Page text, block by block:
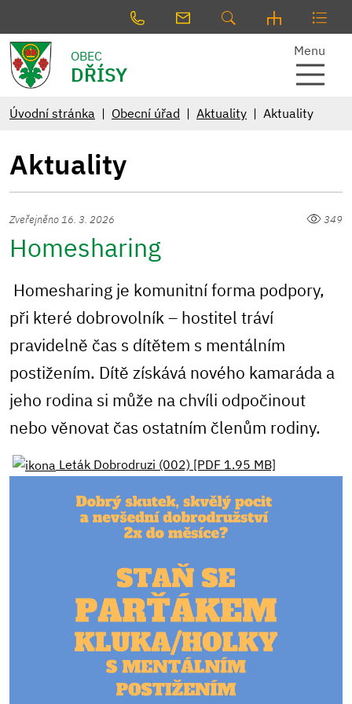
OBEC
DŘÍSY
Menu
Úvodní stránka Obecní úřad Aktuality Aktuality
Aktuality
Zveřejněno 16. 3. 2026 349
Homesharing
Homesharing je komunitní forma podpory,
při které dobrovolník – hostitel tráví
pravidelně čas s dítětem s mentálním
postižením. Dítě získává nového kamaráda a
jeho rodina si může na chvíli odpočinout
nebo věnovat čas ostatním členům rodiny.
Leták Dobrodruzi (002) [PDF 1.95 MB]